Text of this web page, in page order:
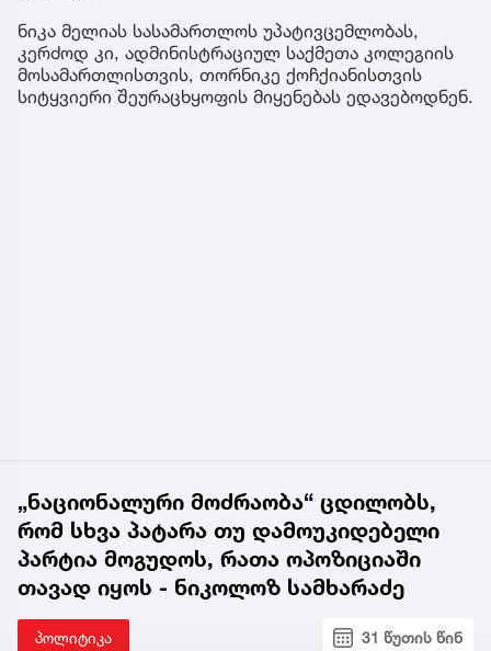
ნიკა მელიას სასამართლოს უპატივცემლობას,
კერძოდ კი, ადმინისტრაციულ საქმეთა კოლეგიის
მოსამართლისთვის, თორნიკე ქოჩქიანისთვის
სიტყვიერი შეურაცხყოფის მიყენებას ედავებოდნენ.
„ნაციონალური მოძრაობა“ ცდილობს,
რომ სხვა პატარა თუ დამოუკიდებელი
პარტია მოგუდოს, რათა ოპოზიციაში
თავად იყოს - ნიკოლოზ სამხარაძე
პოლიტიკა 31 წუთის წინ